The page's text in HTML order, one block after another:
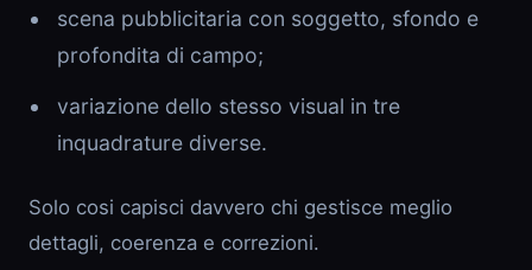
scena pubblicitaria con soggetto, sfondo e
profondita di campo;
variazione dello stesso visual in tre
inquadrature diverse.
Solo cosi capisci davvero chi gestisce meglio
dettagli, coerenza e correzioni.